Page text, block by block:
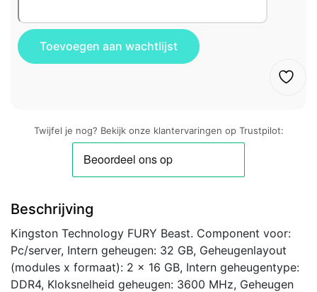
Twijfel je nog? Bekijk onze klantervaringen op Trustpilot:
Beschrijving
Kingston Technology FURY Beast. Component voor:
Pc/server, Intern geheugen: 32 GB, Geheugenlayout
(modules x formaat): 2 x 16 GB, Intern geheugentype:
DDR4, Kloksnelheid geheugen: 3600 MHz, Geheugen